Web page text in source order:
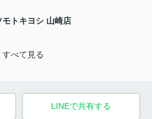
モトキヨシ 山崎店
すべて見る
LINEで共有する